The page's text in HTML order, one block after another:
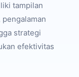
tampilan
strategi
efektivitas